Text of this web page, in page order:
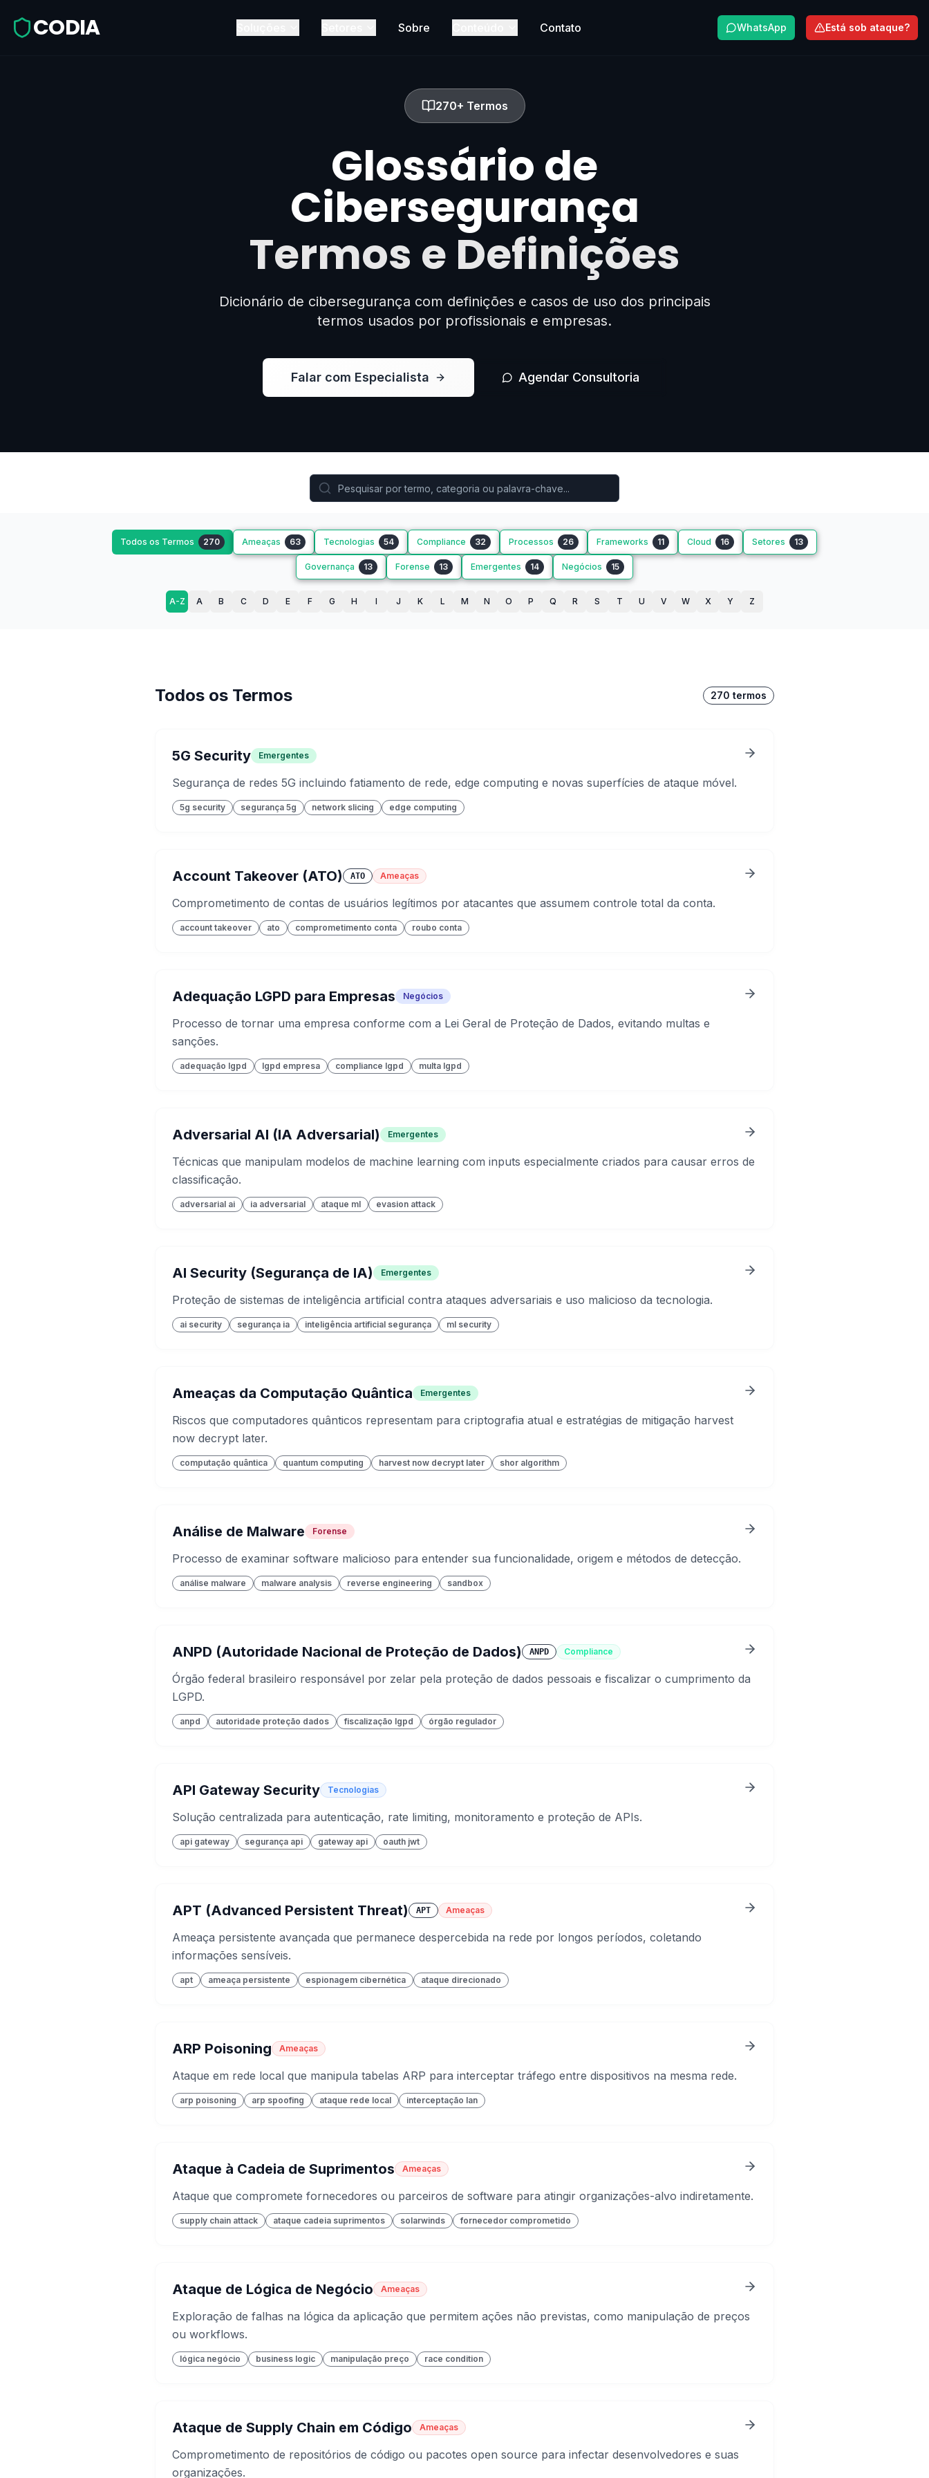
CODIA Sobre Contato WhatsApp Está sob ataque?
270+ Termos
Glossário de
Cibersegurança
Termos e Definições
Dicionário de cibersegurança com definições e casos de uso dos principais
termos usados por profissionais e empresas.
Falar com Especialista Agendar Consultoria
Todos os Termos 270 Ameaças 63 Tecnologias 54 Compliance 32 Processos 26 Frameworks 11 Cloud 16 Setores 13
Governança 13 Forense 13 Emergentes 14 Negócios 15
A-Z A B C D E F G H I J K L M N O P Q R S T U V W X Y Z
Todos os Termos 270 termos
5G Security Emergentes
Segurança de redes 5G incluindo fatiamento de rede, edge computing e novas superfícies de ataque móvel.
5g security segurança 5g network slicing edge computing
Account Takeover (ATO) ATO Ameaças
Comprometimento de contas de usuários legítimos por atacantes que assumem controle total da conta.
account takeover ato comprometimento conta roubo conta
Adequação LGPD para Empresas Negócios
Processo de tornar uma empresa conforme com a Lei Geral de Proteção de Dados, evitando multas e
sanções.
adequação lgpd lgpd empresa compliance lgpd multa lgpd
Adversarial AI (IA Adversarial) Emergentes
Técnicas que manipulam modelos de machine learning com inputs especialmente criados para causar erros de
classificação.
adversarial ai ia adversarial ataque ml evasion attack
AI Security (Segurança de IA) Emergentes
Proteção de sistemas de inteligência artificial contra ataques adversariais e uso malicioso da tecnologia.
ai security segurança ia inteligência artificial segurança ml security
Ameaças da Computação Quântica Emergentes
Riscos que computadores quânticos representam para criptografia atual e estratégias de mitigação harvest
now decrypt later.
computação quântica quantum computing harvest now decrypt later shor algorithm
Análise de Malware Forense
Processo de examinar software malicioso para entender sua funcionalidade, origem e métodos de detecção.
análise malware malware analysis reverse engineering sandbox
ANPD (Autoridade Nacional de Proteção de Dados) ANPD Compliance
Órgão federal brasileiro responsável por zelar pela proteção de dados pessoais e fiscalizar o cumprimento da
LGPD.
anpd autoridade proteção dados fiscalização lgpd órgão regulador
API Gateway Security Tecnologias
Solução centralizada para autenticação, rate limiting, monitoramento e proteção de APIs.
api gateway segurança api gateway api oauth jwt
APT (Advanced Persistent Threat) APT Ameaças
Ameaça persistente avançada que permanece despercebida na rede por longos períodos, coletando
informações sensíveis.
apt ameaça persistente espionagem cibernética ataque direcionado
ARP Poisoning Ameaças
Ataque em rede local que manipula tabelas ARP para interceptar tráfego entre dispositivos na mesma rede.
arp poisoning arp spoofing ataque rede local interceptação lan
Ataque à Cadeia de Suprimentos Ameaças
Ataque que compromete fornecedores ou parceiros de software para atingir organizações-alvo indiretamente.
supply chain attack ataque cadeia suprimentos solarwinds fornecedor comprometido
Ataque de Lógica de Negócio Ameaças
Exploração de falhas na lógica da aplicação que permitem ações não previstas, como manipulação de preços
ou workflows.
lógica negócio business logic manipulação preço race condition
Ataque de Supply Chain em Código Ameaças
Comprometimento de repositórios de código ou pacotes open source para infectar desenvolvedores e suas
organizações.